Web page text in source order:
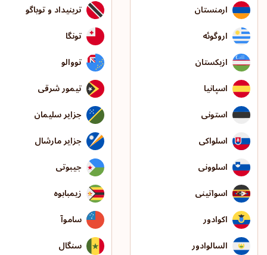
ارمنستان
اروگوئه
ازبکستان
اسپانیا
استونی
اسلواکی
اسلوونی
اسواتینی
اکوادور
السالوادور
ترینیداد و توباگو
تونگا
تووالو
تیمور شرقی
جزایر سلیمان
جزایر مارشال
جیبوتی
زیمبابوه
ساموآ
سنگال